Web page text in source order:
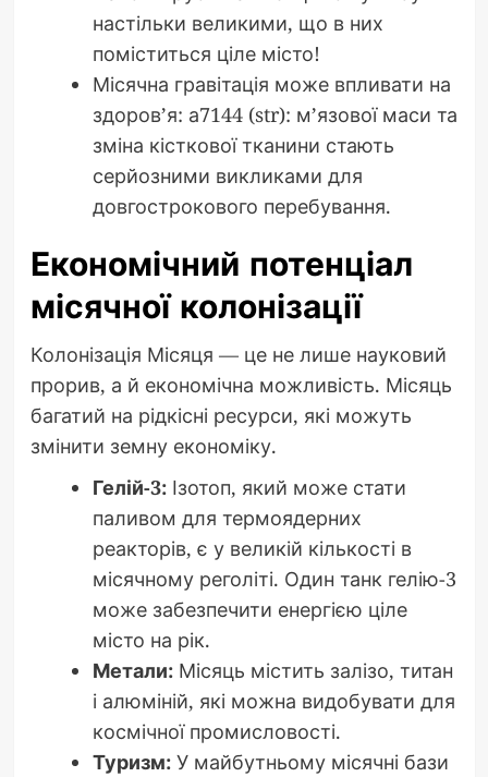
настільки великими, що в них
поміститься ціле місто!
Місячна гравітація може впливати на
здоров’я: а7144 (str): м’язової маси та
зміна кісткової тканини стають
серйозними викликами для
довгострокового перебування.
Економічний потенціал
місячної колонізації
Колонізація Місяця — це не лише науковий
прорив, а й економічна можливість. Місяць
багатий на рідкісні ресурси, які можуть
змінити земну економіку.
Гелій-3:Ізотоп, який може стати
паливом для термоядерних
реакторів, є у великій кількості в
місячному реголіті. Один танк гелію-3
може забезпечити енергією ціле
місто на рік.
Метали:Місяць містить залізо, титан
і алюміній, які можна видобувати для
космічної промисловості.
Туризм:У майбутньому місячні бази